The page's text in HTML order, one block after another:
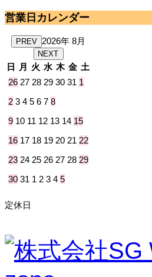
営業日カレンダー
PREV 2026年 8月
NEXT
日 月 火 水 木 金 土
26 27 28 29 30 31 1
2 3 4 5 6 7 8
9 10 11 12 13 14 15
16 17 18 19 20 21 22
23 24 25 26 27 28 29
30 31 1 2 3 4 5
定休日